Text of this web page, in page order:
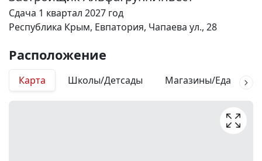
Сдача 1 квартал 2027 год
Республика Крым, Евпатория, Чапаева ул., 28
Расположение
Карта Школы/Детсады Магазины/Еда